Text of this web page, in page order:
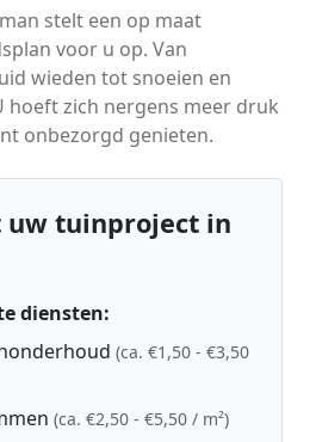
stelt een op maat
voor u op. Van
wieden tot snoeien en
zich nergens meer druk
onbezorgd genieten.
uw tuinproject in
diensten:
(ca. €1,50 - €3,50
(ca. €2,50 - €5,50 / m²)